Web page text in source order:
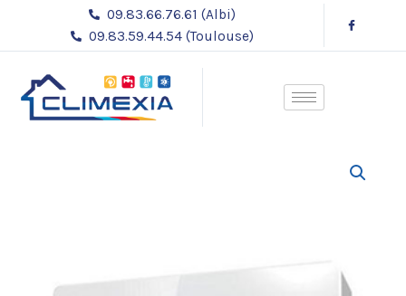
contenu
09.83.66.76.61 (Albi)
09.83.59.44.54 (Toulouse)